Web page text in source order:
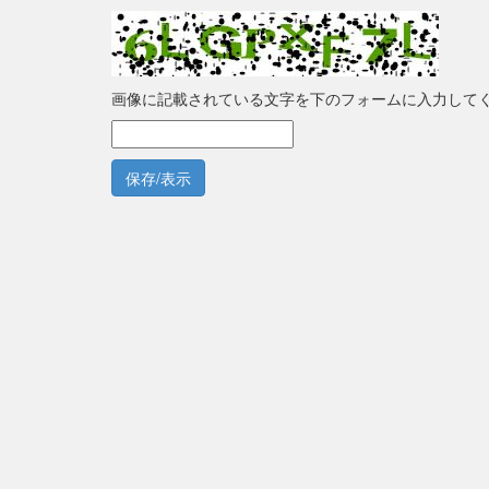
画像に記載されている文字を下のフォームに入力して
保存/表示